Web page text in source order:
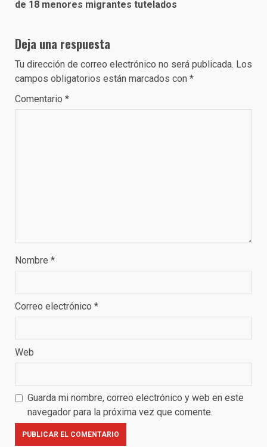
de 18 menores migrantes tutelados
Deja una respuesta
Tu dirección de correo electrónico no será publicada. Los
campos obligatorios están marcados con *
Comentario *
Nombre *
Correo electrónico *
Web
Guarda mi nombre, correo electrónico y web en este
navegador para la próxima vez que comente.